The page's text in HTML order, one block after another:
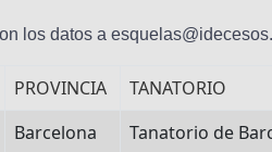
los datos a
PROVINCIA
TANATORIO
Barcelona
Tanatorio de